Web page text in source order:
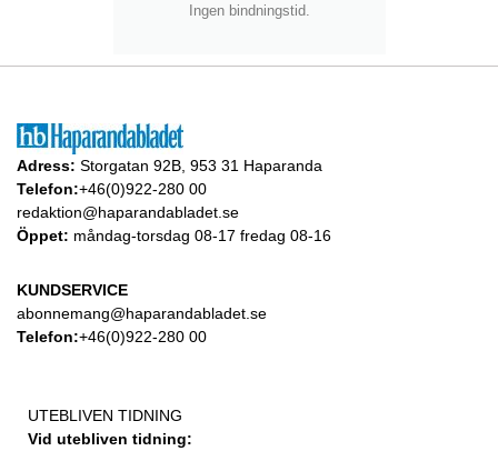
Ingen bindningstid.
Adress: Storgatan 92B, 953 31 Haparanda
Telefon:+46(0)922-280 00
redaktion@haparandabladet.se
Öppet: måndag-torsdag 08-17 fredag 08-16
KUNDSERVICE
abonnemang@haparandabladet.se
Telefon:+46(0)922-280 00
UTEBLIVEN TIDNING
Vid utebliven tidning: